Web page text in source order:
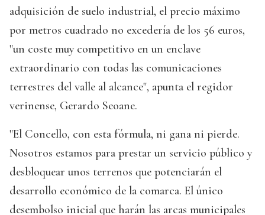
adquisición de suelo industrial, el precio máximo
por metros cuadrado no excedería de los 56 euros,
"un coste muy competitivo en un enclave
extraordinario con todas las comunicaciones
terrestres del valle al alcance", apunta el regidor
verinense, Gerardo Seoane.
"El Concello, con esta fórmula, ni gana ni pierde.
Nosotros estamos para prestar un servicio público y
desbloquear unos terrenos que potenciarán el
desarrollo económico de la comarca. El único
desembolso inicial que harán las arcas municipales